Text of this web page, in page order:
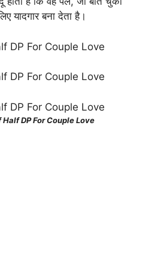
यादगार बना देता है।
DP For Couple Love